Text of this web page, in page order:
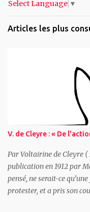
Select Language ▼
Articles les plus
V. de Cleyre : « De
Par Voltairine de Cleyre
publication en 1912 par
pensé, ne serait-ce
protester, et a pris son